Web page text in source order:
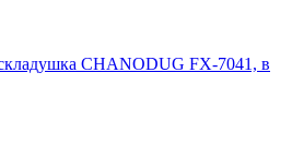
CHANODUG FX-7041, в